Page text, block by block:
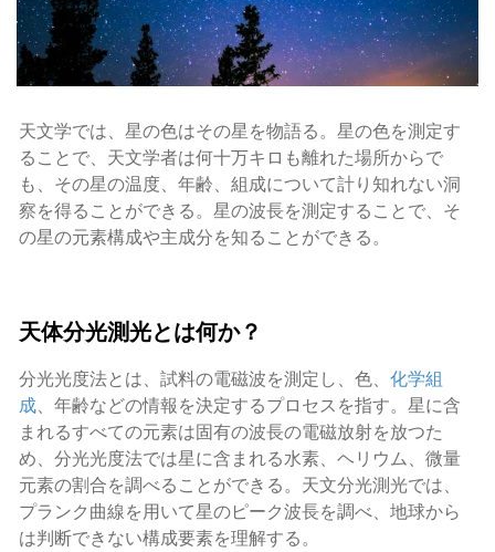
天文学では、星の色はその星を物語る。星の色を測定す
ることで、天文学者は何十万キロも離れた場所からで
も、その星の温度、年齢、組成について計り知れない洞
察を得ることができる。星の波長を測定することで、そ
の星の元素構成や主成分を知ることができる。
天体分光測光とは何か？
分光光度法とは、試料の電磁波を測定し、色、 化学組
成、年齢などの情報を決定するプロセスを指す。星に含
まれるすべての元素は固有の波長の電磁放射を放つた
め、分光光度法では星に含まれる水素、ヘリウム、微量
元素の割合を調べることができる。天文分光測光では、
プランク曲線を用いて星のピーク波長を調べ、地球から
は判断できない構成要素を理解する。